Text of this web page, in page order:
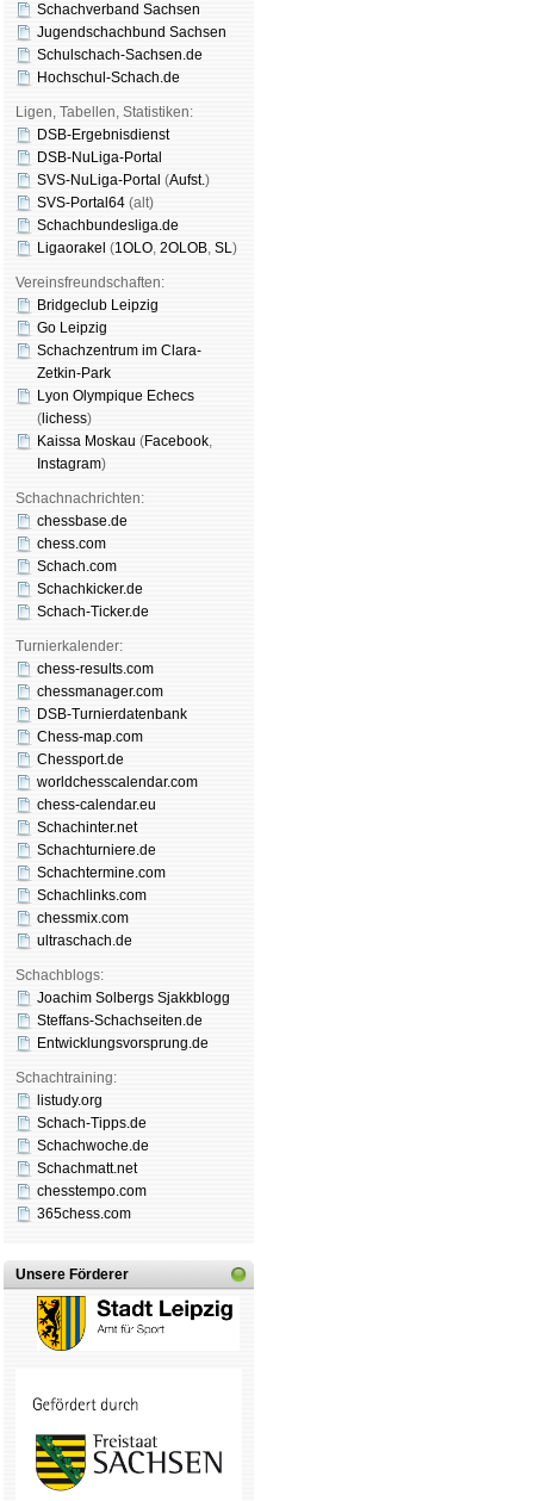
Schachverband Sachsen
Jugendschachbund Sachsen
Schulschach-Sachsen.de
Hochschul-Schach.de
Ligen, Tabellen, Statistiken:
DSB-Ergebnisdienst
DSB-NuLiga-Portal
SVS-NuLiga-Portal (Aufst.)
SVS-Portal64 (alt)
Schachbundesliga.de
Ligaorakel (1OLO, 2OLOB, SL)
Vereinsfreundschaften:
Bridgeclub Leipzig
Go Leipzig
Schachzentrum im Clara-
Zetkin-Park
Lyon Olympique Echecs
( lichess)
Kaissa Moskau (Face­book,
Insta­gram)
Schachnachrichten:
chessbase.de
chess.com
Schach.com
Schachkicker.de
Schach-Ticker.de
Turnierkalender:
chess-results.com
chessmanager.com
DSB-Turnierdatenbank
Chess-map.com
Chessport.de
worldchesscalendar.com
chess-calendar.eu
Schachinter.net
Schachturniere.de
Schachtermine.com
Schachlinks.com
chessmix.com
ultraschach.de
Schachblogs:
Joachim Solbergs Sjakkblogg
Steffans-Schachseiten.de
Entwicklungsvorsprung.de
Schachtraining:
listudy.org
Schach-Tipps.de
Schachwoche.de
Schachmatt.net
chesstempo.com
365chess.com
Unsere Förderer